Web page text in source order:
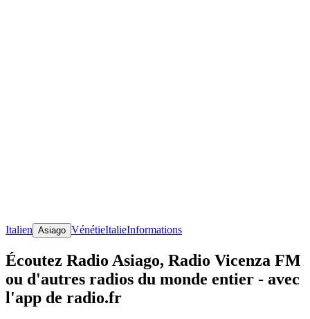
Italien Asiago VénétieItalieInformations
Écoutez Radio Asiago, Radio Vicenza FM
ou d'autres radios du monde entier - avec
l'app de radio.fr